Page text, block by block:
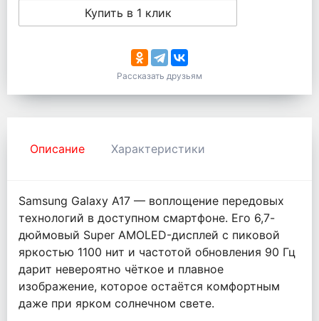
Купить в 1 клик
Рассказать друзьям
Описание Характеристики
Samsung Galaxy A17 — воплощение передовых
технологий в доступном смартфоне. Его 6,7-
дюймовый Super AMOLED-дисплей с пиковой
яркостью 1100 нит и частотой обновления 90 Гц
дарит невероятно чёткое и плавное
изображение, которое остаётся комфортным
даже при ярком солнечном свете.